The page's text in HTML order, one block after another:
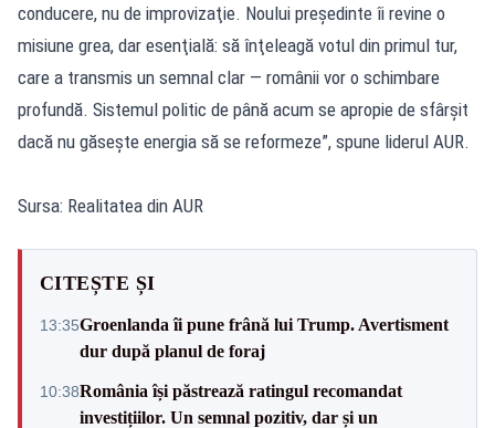
conducere, nu de improvizaţie. Noului preşedinte îi revine o
misiune grea, dar esenţială: să înţeleagă votul din primul tur,
care a transmis un semnal clar — românii vor o schimbare
profundă. Sistemul politic de până acum se apropie de sfârşit
dacă nu găseşte energia să se reformeze”, spune liderul AUR.
Sursa: Realitatea din AUR
CITEȘTE ȘI
13:35Groenlanda îi pune frână lui Trump. Avertisment
dur după planul de foraj
10:38România își păstrează ratingul recomandat
investițiilor. Un semnal pozitiv, dar și un